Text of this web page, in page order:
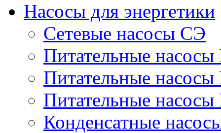
Насосы для энергетики
Сетевые насосы СЭ
Питательные
Питательные
Питательные
Конденсатные